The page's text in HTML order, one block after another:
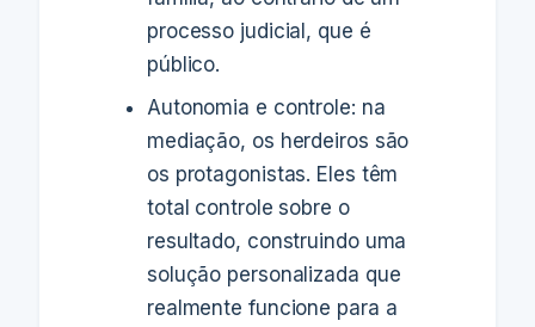
processo judicial, que é
público.
Autonomia e controle: na
mediação, os herdeiros são
os protagonistas. Eles têm
total controle sobre o
resultado, construindo uma
solução personalizada que
realmente funcione para a